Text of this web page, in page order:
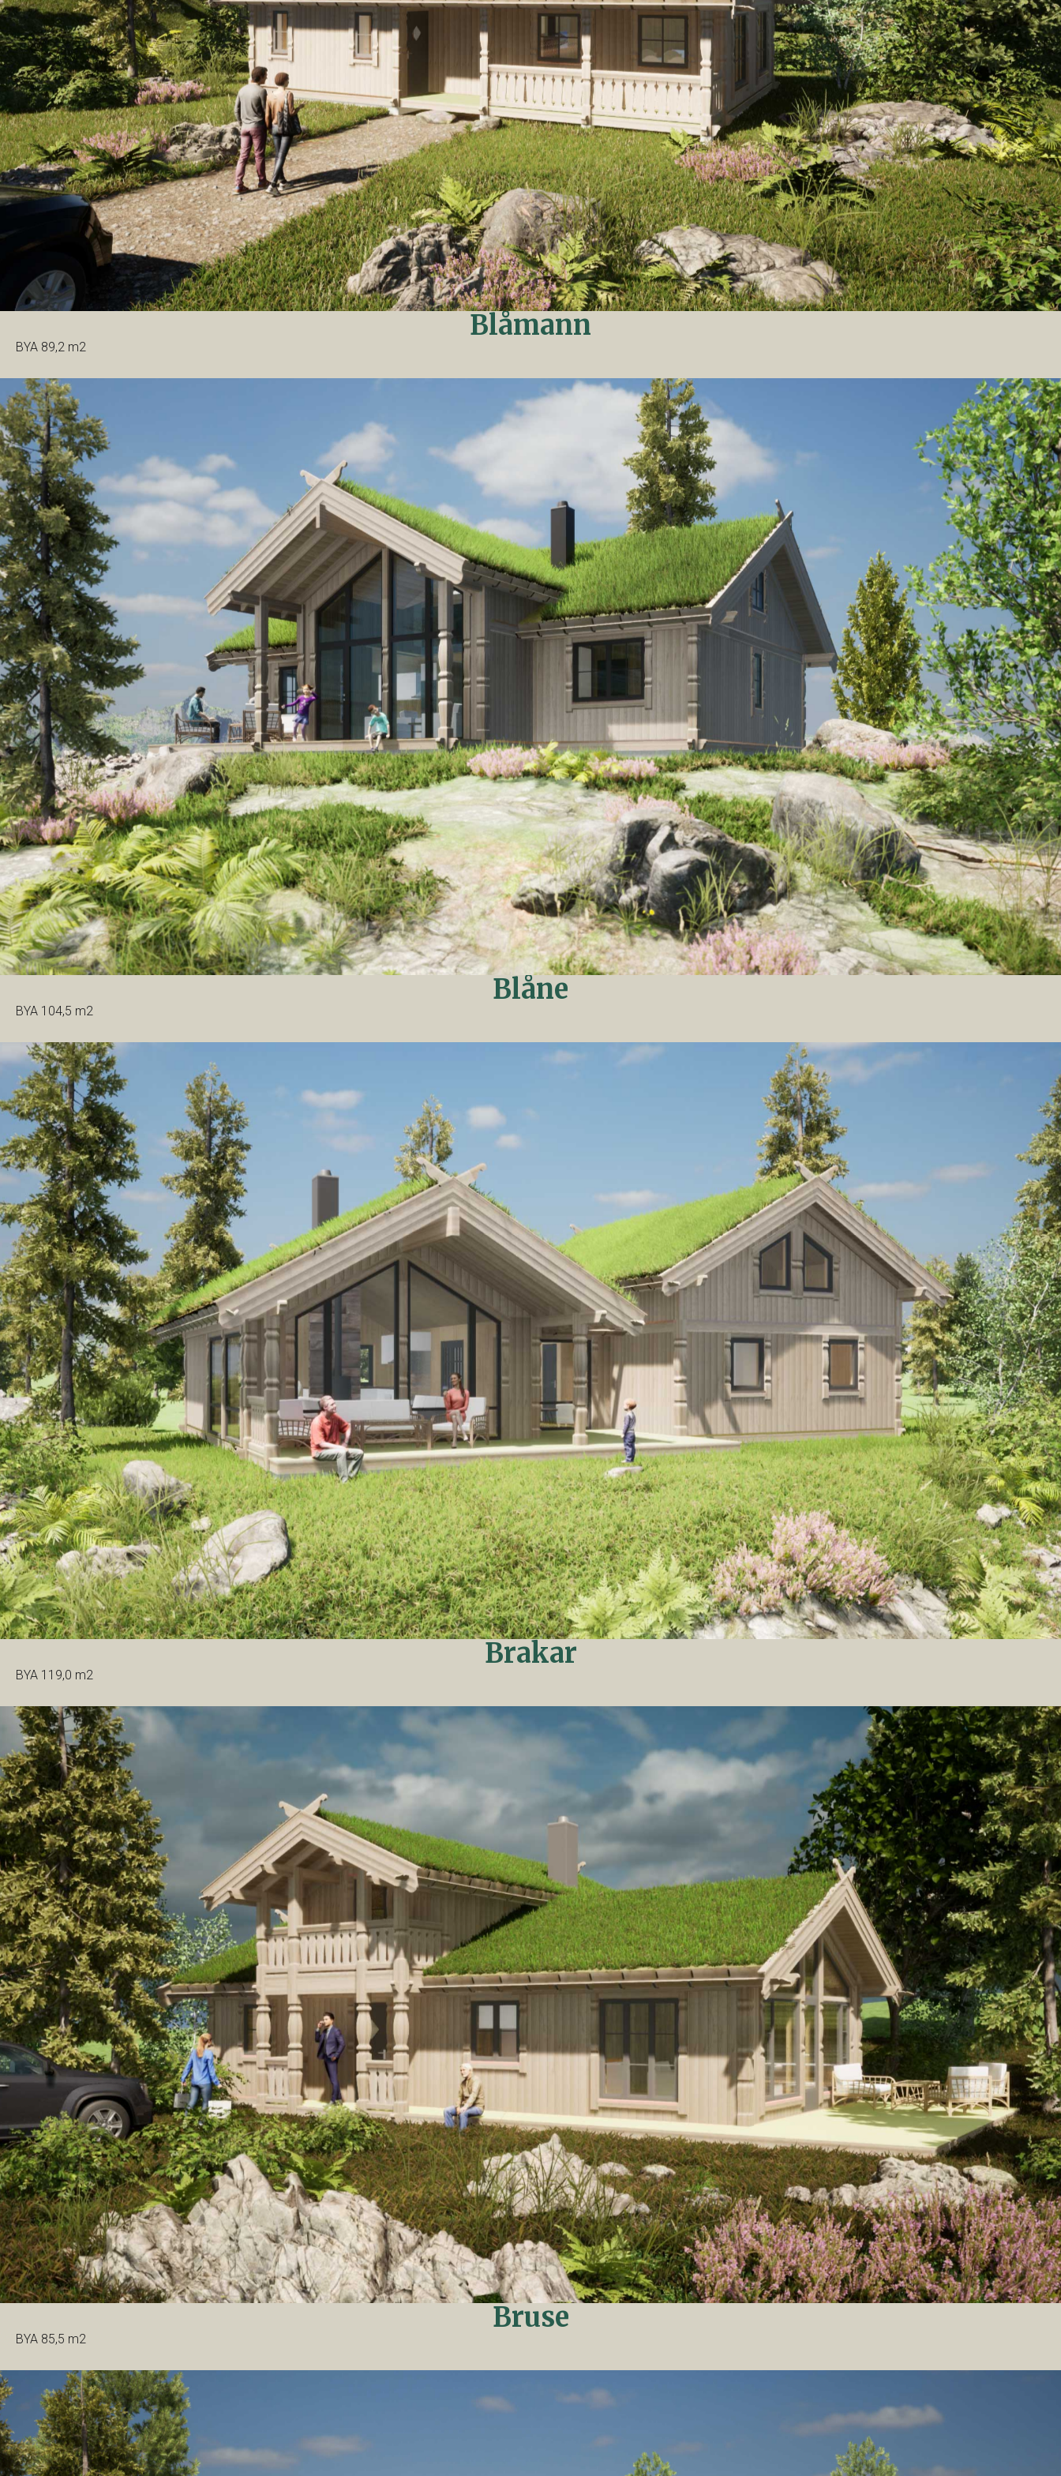
Blåmann
BYA 89,2 m2
Blåne
BYA 104,5 m2
Brakar
BYA 119,0 m2
Bruse
BYA 85,5 m2